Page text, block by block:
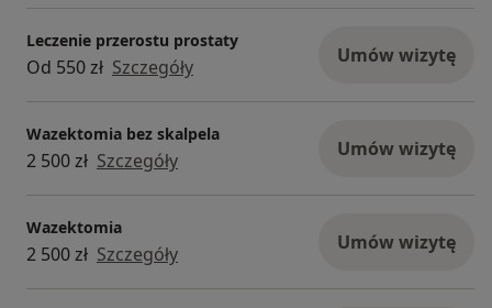
Leczenie przerostu prostaty
Od 550 zł Szczegóły Umów wizytę
Wazektomia bez skalpela
2 500 zł Szczegóły Umów wizytę
Wazektomia
2 500 zł Szczegóły Umów wizytę